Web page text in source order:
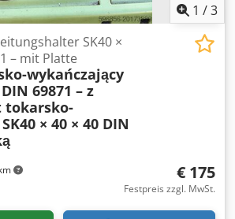
1 /3
SK40 ×
– mit Platte
wykańczający
69871 – z
tokarsko-
× 40 × 40 DIN
€ 175
Festpreis zzgl. MwSt.